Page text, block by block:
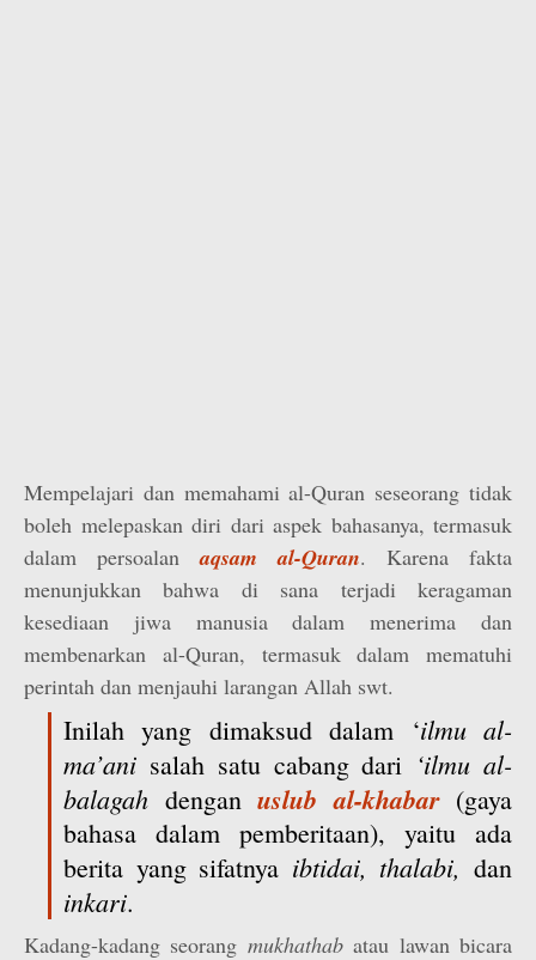
Mempelajari dan memahami al-Quran seseorang tidak
boleh melepaskan diri dari aspek bahasanya, termasuk
dalam persoalanaqsam al-Quran. Karena fakta
menunjukkan bahwa di sana terjadi keragaman
kesediaan jiwa manusia dalam menerima dan
membenarkan al-Quran, termasuk dalam mematuhi
perintah dan menjauhi larangan Allah swt.
Inilah yang dimaksud dalam ‘ilmu al-
ma’ani salah satu cabang dari ‘ilmu al-
balagah dengan uslub al-khabar (gaya
bahasa dalam pemberitaan), yaitu ada
berita yang sifatnya ibtidai, thalabi,dan
inkari.
Kadang-kadang seorang mukhathabatau lawan bicara